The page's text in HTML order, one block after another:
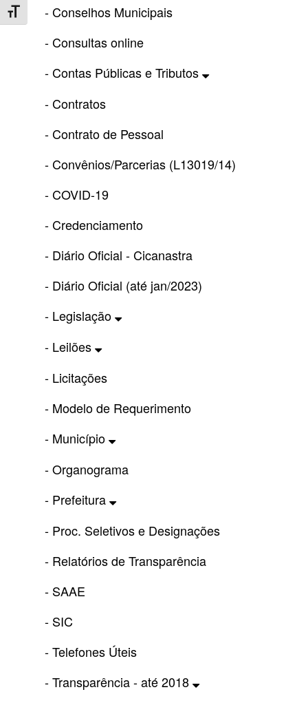
Toggle Font size- Conselhos Municipais
- Consultas online
- Contas Públicas e Tributos
- Contratos
- Contrato de Pessoal
- Convênios/Parcerias (L13019/14)
- COVID-19
- Credenciamento
- Diário Oficial - Cicanastra
- Diário Oficial (até jan/2023)
- Legislação
- Leilões
- Licitações
- Modelo de Requerimento
- Município
- Organograma
- Prefeitura
- Proc. Seletivos e Designações
- Relatórios de Transparência
- SAAE
- SIC
- Telefones Úteis
- Transparência - até 2018